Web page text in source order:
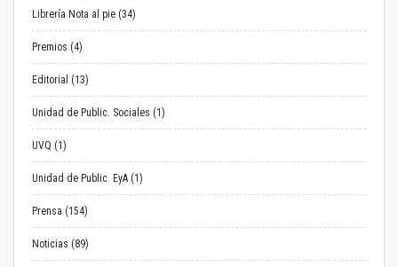
Librería Nota al pie (34)
Premios (4)
Editorial (13)
Unidad de Public. Sociales (1)
UVQ (1)
Unidad de Public. EyA (1)
Prensa (154)
Noticias (89)